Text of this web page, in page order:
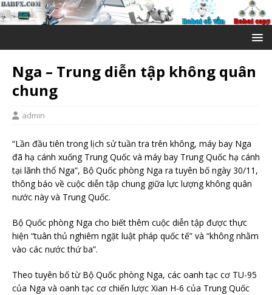
Nga – Trung diễn tập không quân
chung
admin
“Lần đầu tiên trong lịch sử tuần tra trên không, máy bay Nga
đã hạ cánh xuống Trung Quốc và máy bay Trung Quốc hạ cánh
tại lãnh thổ Nga”, Bộ Quốc phòng Nga ra tuyên bố ngày 30/11,
thông báo về cuộc diễn tập chung giữa lực lượng không quân
nước này và Trung Quốc.
Bộ Quốc phòng Nga cho biết thêm cuộc diễn tập được thực
hiện “tuân thủ nghiêm ngặt luật pháp quốc tế” và “không nhằm
vào các nước thứ ba”.
Theo tuyên bố từ Bộ Quốc phòng Nga, các oanh tạc cơ TU-95
của Nga và oanh tạc cơ chiến lược Xian H-6 của Trung Quốc